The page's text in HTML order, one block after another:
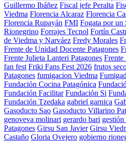
Guillermo Ibáñez Fiscal jefe Peralta
Viedma Florencia Alcaraz Florencia
Florencia Rupayán FMI Fogata por un
Rionegrino Forrajes Tecnol Fortín
de Viedma y Narváez Fredy Morales
Frente de Unidad Docente Patagones
Frente Julieta Lanteri Patagones Frente
fan fest Friki Fans Fest 2026 frutos
Patagones fumigacion Viedma
Fundación Cocina Patagónica
Fundación Facilitar Fundación Si
Fundación Tzedaka gabriel garnica
Gasoducto Sao Gasoducto Villarino
genoveva molinari gerardo bari
Patagones Girsu San Javier Girsu
Castaño Gloria Ovejero gobierno